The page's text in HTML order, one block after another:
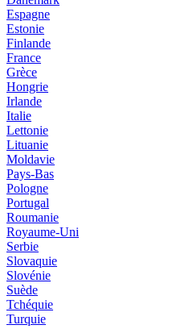
Espagne
Estonie
Finlande
France
Grèce
Hongrie
Irlande
Italie
Lettonie
Lituanie
Moldavie
Pays-Bas
Pologne
Portugal
Roumanie
Royaume-Uni
Serbie
Slovaquie
Slovénie
Suède
Tchéquie
Turquie